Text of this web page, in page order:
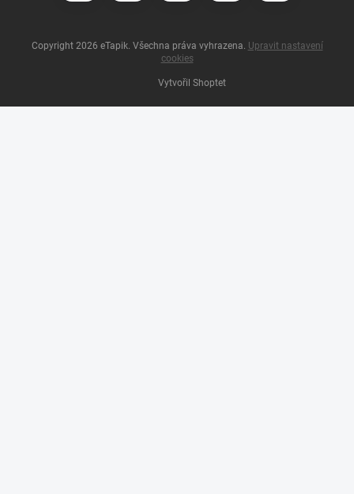
Vytvořil Shoptet
Copyright 2026 eTapik. Všechna práva vyhrazena. Upravit nastavení
cookies